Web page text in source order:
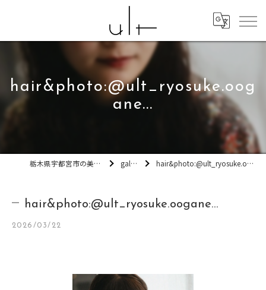
hair&photo:@ult_ryosuke.oog
ane...
栃木県宇都宮市の美容室ult gallery hair&photo:@ult_ryosuke.oogane...
hair&photo:@ult_ryosuke.oogane...
2026/03/22